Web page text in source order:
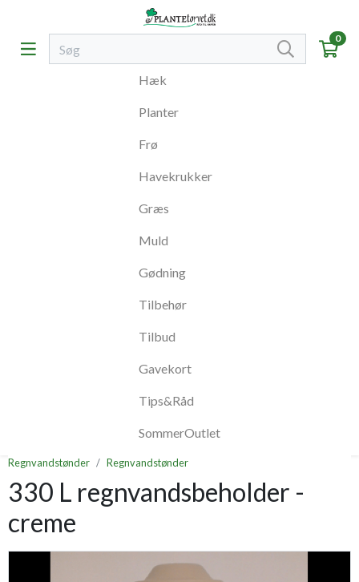
0
Hæk
Planter
Frø
Havekrukker
Græs
Muld
Gødning
Tilbehør
Tilbud
Gavekort
Tips&Råd
SommerOutlet
Regnvandstønder Regnvandstønder
330 L regnvandsbeholder -
creme